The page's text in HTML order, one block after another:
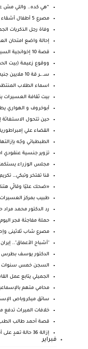
“هي كده.. واللي مش
مصرع 5 أطفال أشقاء في غياب والديهم بسبب تسريب غاز ...
وفاة رجل الذكريات
إحالة واضع امتحان
قصة 10 إخوانجية السيسي قال "مش هيطلعوا من السجن غي...
ووقوع زعيمة (بيت
سـ..ـر قة 10 ملايين جنيه.. مجهـ.ـو لون يقطعون الط...
اسماء الطلاب
بيت ثقافة
أبوخروف و الهواري
حين تتحول
القضاء علي
الطبطبائي وجّه
تزوير جنسية عنقودي امتد 60 عاماً... سقوط
مجلس الوزراء
قنا تفتخر وتبكي…
«ضحك عليّا وقالّي
طبيب بمركز العسيرات
رد الدكتور محمد
حملة مفاجئة فجر
مصرع شاب ثلاثينى
"أشباح الأعماق".. إيران تنشر (22
الدكتور يوسف بطرس
السجن خمس سنوات
الجميلي يتابع عمل
محامي متهم بالإسماعيلية يقدم 5
سائق ميكروباص
خلافات الميراث تدفع
قصة أحمد طالب الطب
إزالة 36 حالة تعدٍ على أملاك الدولة والبناء المخال...
فبراير